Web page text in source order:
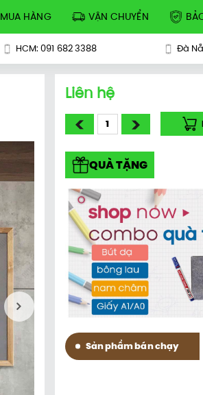
MUA HÀNG VẬN CHUYỂN
HCM: 091 682 3388 Đà
Liên hệ
QUÀ TẶNG
Sản phẩm bán chạy